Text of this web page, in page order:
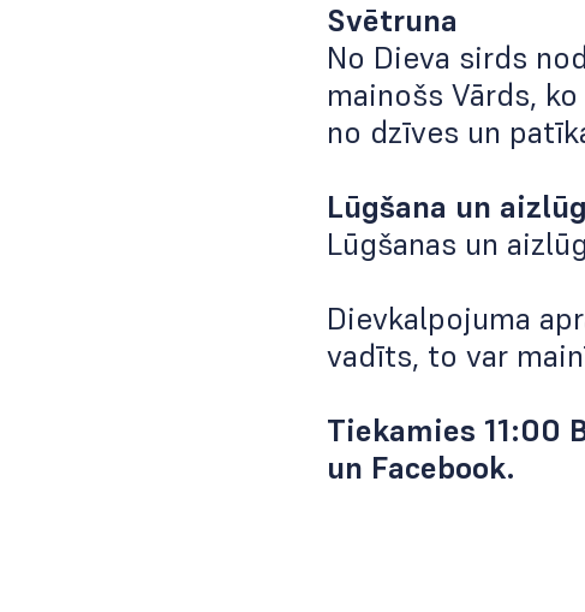
Svētruna
No Dieva sirds
mainošs Vārds,
no dzīves un
Lūgšana un
Lūgšanas un
Dievkalpojuma
vadīts, to var
Tiekamies 11:00
un Facebook.